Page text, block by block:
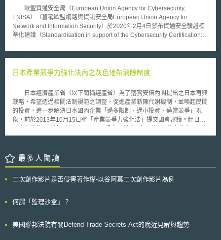
Deck。 目前本案僅MLBP提出聲明，Upper Deck之抗辯尚未公開，
MLBP先前與Pacific之商標侵權案以和解終結，本案Upper Deck之使用方式
是否侵害MLBP所擁有之30隊美國大聯盟職棒logo及隊名之商標權，將待法
院後續判決。
的著作物即為手錶底面都刻有受美國著作權法所保護之「歐米茄全球設計
(Omega Globe Design)」字樣。 Costco則以著作權法第109(a)條作為
抗辯，主張「第一次銷售原則」之規定，亦即Omega首次於外國販售該手
錶之行為，已排除其對於後續散布、進口及未經授權之銷售等行為之侵權主
張。第一審法院聽取Costco 之意見，Omega 乃上訴於第九巡迴法院。上訴
判決，並未使上訴法院對於「第109(a)條，只有當該主張涉及在美國國內製
權)及第602(a)條(輸入權)」之一般規定無效。換言之「第一次銷售原則」並
而最高法院亦同意上訴法院的看法。此案的判決結果意味著作權人或合法代
理商將可間接防止或控制於外國製造的真品(即水貨)未經授權輸入於美國市
場。
歐盟資通安全局（European Union Agency for Cybersecurity,
ENISA）（舊稱歐盟網路與資訊安全局European Union Agency for
Network and Information Security）於2020年2月4日發布資通安全驗證標
準化建議（Standardisation in support of the Cybersecurity Certification:
Cybersecurity Act），以因應2019/881歐盟資通安全局與資通安全驗證規
Information and Communications Technology Cybersecurity Certification,
Certification Framework）。 受到全球化之影響，數位產品和服務供應
鏈關係複雜，前端元件製造商難以預見其技術對終端產品的衝擊；而原廠委
託製造代工（OEM）亦難知悉所有零件的製造來源。資通安全要求與驗證
方案（certification scheme）的標準化，能增進供應鏈中利害關係人間之信
賴，降低貿易障礙，促進單一市場下產品和服務之流通。需經標準化的範圍
整合上扮演重要角色，彼此間應加強合作以避免重複訂定標準。目前有三組
主要國際標準可構成資通安全評估之基礎： ISO/IEC 15408/18045–共通準
則與評估方法：由ISO/IEC第1共同技術委員會（JTC1）及第27小組委員會
消費性物聯網之資通安全：由歐洲電信標準協會（ETSI）所建立，並與歐洲
理。 然而，資通訊產品、流程與服務種類繁多，實際需通過哪些標準
日本產業競爭力強化法內之灰色地帶消除制度
日本經濟產業省（以下簡稱經產省）為了落實安倍內閣提出之日本再興
戰略，希望透過相關法制規範之調整，促進產業新陳代謝機制，並喚起民間
的投資，進一步解決日本國內企業「過多限制、過小投資、過當競爭」現
象，前於2013年10月15日將「產業競爭力強化法」提交國會審議。經日本
附則45條，並取代原先於2011年修正之產業活力再生特別措施法的功能。
續於2014年1月20日公布。 自產業競爭力強化法施行後，對於日本企
業預計開發新產品和新技術等放寬限制，讓企業有機會進入與原業務不同之
事業活動者依據主務省令規定，可向主務大臣提出要求，確認規定其欲實施
令規定的解釋，以及該當規定是否適用於該當新事業活動及與其相關之事業
業之前，可先洽主管機關瞭解該新事業活動涉及之業務是否合法，在經產省
最多人閱讀
二次創作影片是否侵害著作權-以谷阿莫二次創作影片為例
何謂「監理沙盒」？
美國聯邦法院有關Defend Trade Secrets Act的晚近見解與趨勢